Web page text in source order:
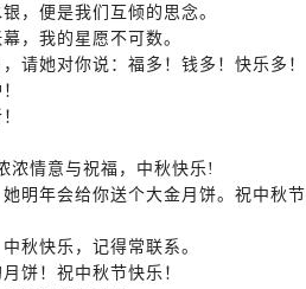
，便是我们互倾的思念。
，我的星愿不可数。
请她对你说：福多！钱多！快乐多！
浓情意与祝福，中秋快乐!
明年会给你送个大金月饼。祝中秋节
秋快乐，记得常联系。
饼！祝中秋节快乐！